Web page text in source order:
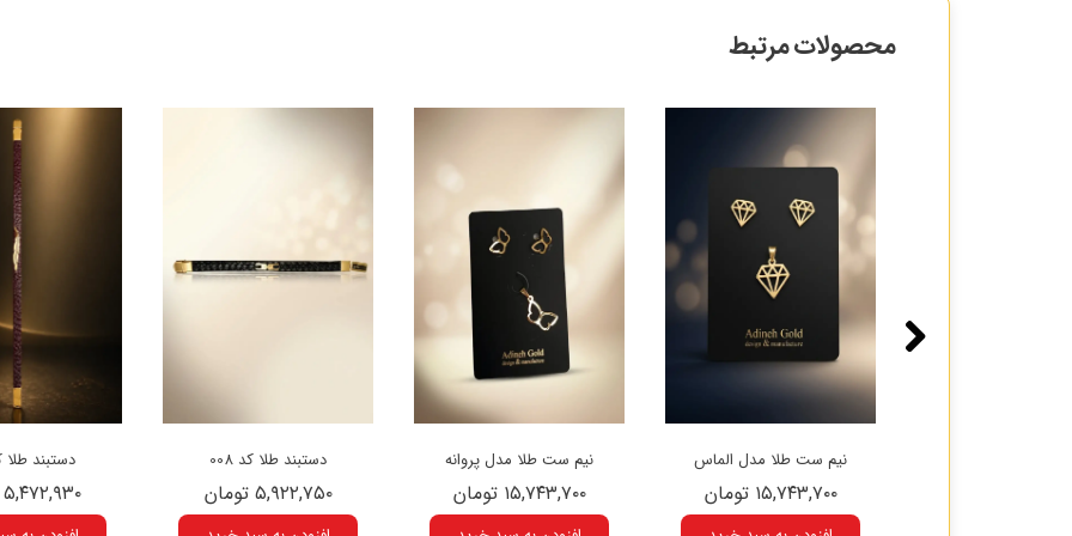
محصولات مرتبط
دستبند طلا
۵,۴۷۲,۹۳۰ تومان
دستبند طلا کد 008
۵,۹۲۲,۷۵۰ تومان
نیم ست طلا مدل پروانه
۱۵,۷۴۳,۷۰۰ تومان
نیم ست طلا مدل الماس
۱۵,۷۴۳,۷۰۰ تومان